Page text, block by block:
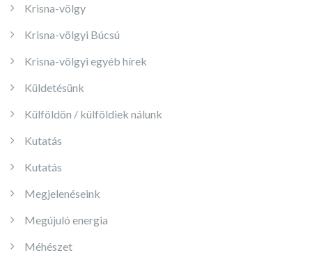
Krisna-völgy
Krisna-völgyi Búcsú
Krisna-völgyi egyéb hírek
Küldetésünk
Külföldön / külföldiek nálunk
Kutatás
Kutatás
Megjelenéseink
Megújuló energia
Méhészet